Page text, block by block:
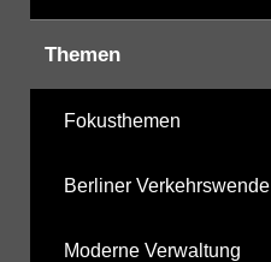
Themen
Fokusthemen
Berliner Verkehrswende
Moderne Verwaltung